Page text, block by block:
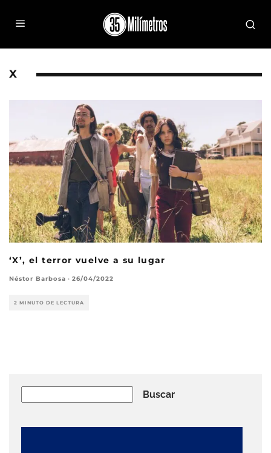
X
‘X’, el terror vuelve a su lugar
Néstor Barbosa · 26/04/2022
2 MINUTO DE LECTURA
Buscar